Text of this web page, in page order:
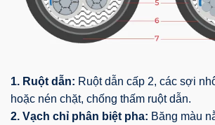
1. Ruột dẫn: Ruột dẫn cấp 2, các sợi
hoặc nén chặt, chống thấm ruột dẫn.
2. Vạch chỉ phân biệt pha: Băng màu